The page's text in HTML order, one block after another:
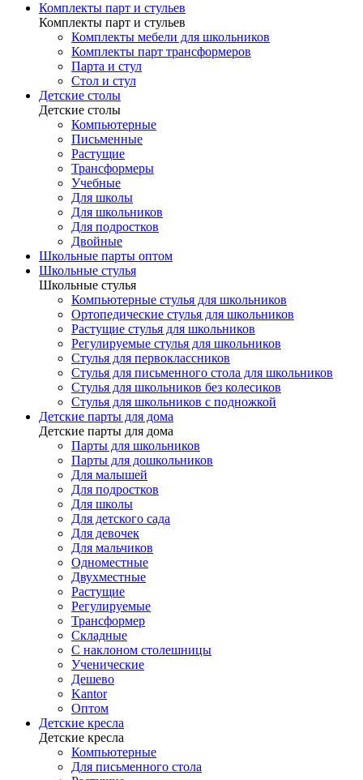
Комплекты парт и стульев
Комплекты парт и стульев
Комплекты мебели для школьников
Комплекты парт трансформеров
Парта и стул
Стол и стул
Детские столы
Детские столы
Компьютерные
Письменные
Растущие
Трансформеры
Учебные
Для школы
Для школьников
Для подростков
Двойные
Школьные парты оптом
Школьные стулья
Школьные стулья
Компьютерные стулья для школьников
Ортопедические стулья для школьников
Растущие стулья для школьников
Регулируемые стулья для школьников
Стулья для первоклассников
Стулья для письменного стола для школьников
Стулья для школьников без колесиков
Стулья для школьников с подножкой
Детские парты для дома
Детские парты для дома
Парты для школьников
Парты для дошкольников
Для малышей
Для подростков
Для школы
Для детского сада
Для девочек
Для мальчиков
Одноместные
Двухместные
Растущие
Регулируемые
Трансформер
Складные
С наклоном столешницы
Ученические
Дешево
Kantor
Оптом
Детские кресла
Детские кресла
Компьютерные
Для письменного стола